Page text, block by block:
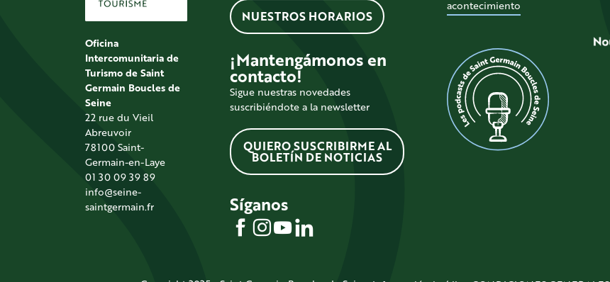
Oficina
Intercomunitaria de
Turismo de Saint
Germain Boucles de
Seine
22 rue du Vieil
Abreuvoir
78100 Saint-
Germain-en-Laye
01 30 09 39 89
info@seine-
saintgermain.fr
NUESTROS HORARIOS
¡Mantengámonos en
contacto!
Sigue nuestras novedades
suscribiéndote a la newsletter
QUIERO SUSCRIBIRME AL
BOLETÍN DE NOTICIAS
Síganos
acontecimiento